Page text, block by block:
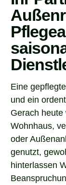
Eine
und ein
Gerach
Wohnhaus,
oder
genutzt,
hinterlassen